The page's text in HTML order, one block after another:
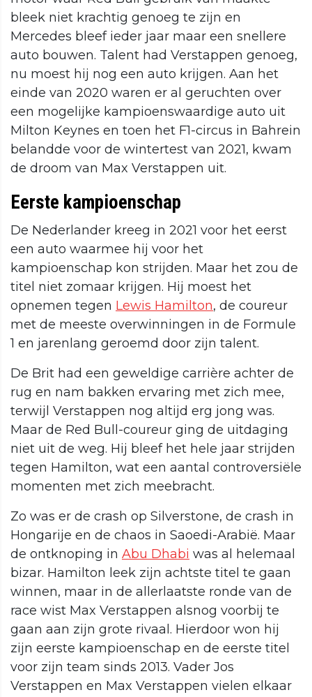
bleek niet krachtig genoeg te zijn en
Mercedes bleef ieder jaar maar een snellere
auto bouwen. Talent had Verstappen genoeg,
nu moest hij nog een auto krijgen. Aan het
einde van 2020 waren er al geruchten over
een mogelijke kampioenswaardige auto uit
Milton Keynes en toen het F1-circus in Bahrein
belandde voor de wintertest van 2021, kwam
de droom van Max Verstappen uit.
Eerste kampioenschap
De Nederlander kreeg in 2021 voor het eerst
een auto waarmee hij voor het
kampioenschap kon strijden. Maar het zou de
titel niet zomaar krijgen. Hij moest het
opnemen tegen Lewis Hamilton, de coureur
met de meeste overwinningen in de Formule
1 en jarenlang geroemd door zijn talent.
De Brit had een geweldige carrière achter de
rug en nam bakken ervaring met zich mee,
terwijl Verstappen nog altijd erg jong was.
Maar de Red Bull-coureur ging de uitdaging
niet uit de weg. Hij bleef het hele jaar strijden
tegen Hamilton, wat een aantal controversiële
momenten met zich meebracht.
Zo was er de crash op Silverstone, de crash in
Hongarije en de chaos in Saoedi-Arabië. Maar
de ontknoping in Abu Dhabi was al helemaal
bizar. Hamilton leek zijn achtste titel te gaan
winnen, maar in de allerlaatste ronde van de
race wist Max Verstappen alsnog voorbij te
gaan aan zijn grote rivaal. Hierdoor won hij
zijn eerste kampioenschap en de eerste titel
voor zijn team sinds 2013. Vader Jos
Verstappen en Max Verstappen vielen elkaar